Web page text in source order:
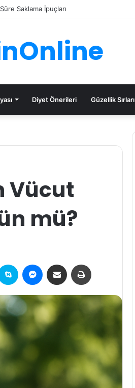
Saklama İpuçları
Diyet Önerileri Güzellik Sırları
Vücut
mü?
Skype MessengerE-Posta ile paylaş